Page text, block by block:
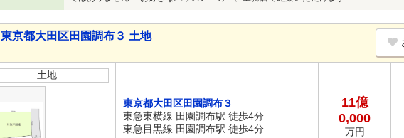
東京都大田区田園調布３ 土地
土地
東京都大田区田園調布３
東急東横線 田園調布駅 徒歩4分
東急目黒線 田園調布駅 徒歩4分
11億
0,000
万円